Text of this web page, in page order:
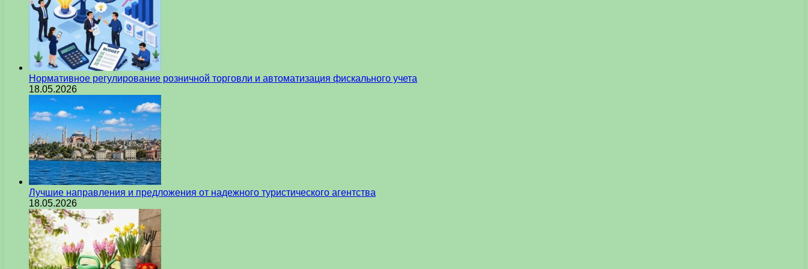
Нормативное регулирование розничной торговли и автоматизация фискального учета
18.05.2026
Лучшие направления и предложения от надежного туристического агентства
18.05.2026